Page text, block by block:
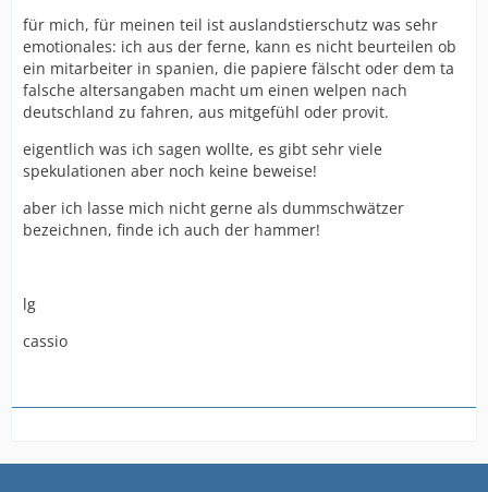
für mich, für meinen teil ist auslandstierschutz was sehr
emotionales: ich aus der ferne, kann es nicht beurteilen ob
ein mitarbeiter in spanien, die papiere fälscht oder dem ta
falsche altersangaben macht um einen welpen nach
deutschland zu fahren, aus mitgefühl oder provit.
eigentlich was ich sagen wollte, es gibt sehr viele
spekulationen aber noch keine beweise!
aber ich lasse mich nicht gerne als dummschwätzer
bezeichnen, finde ich auch der hammer!
lg
cassio